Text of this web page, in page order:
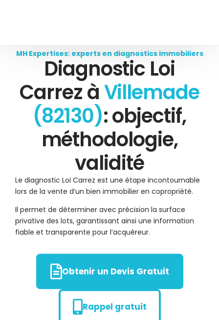
MH Expertises: experts en diagnostics immobiliers
Diagnostic Loi
Carrez àVillemade
(82130): objectif,
méthodologie,
validité
Le diagnostic Loi Carrez est une étape incontournable
lors de la vente d’un bien immobilier en copropriété.
Il permet de déterminer avec précision la surface
privative des lots, garantissant ainsi une information
fiable et transparente pour l’acquéreur.
Obtenir un Devis Gratuit
Rappel gratuit